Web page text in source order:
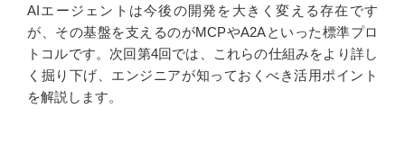
AIエージェントは今後の開発を大きく変える存在です
が、その基盤を支えるのがMCPやA2Aといった標準プロ
トコルです。次回第4回では、これらの仕組みをより詳し
く掘り下げ、エンジニアが知っておくべき活用ポイント
を解説します。